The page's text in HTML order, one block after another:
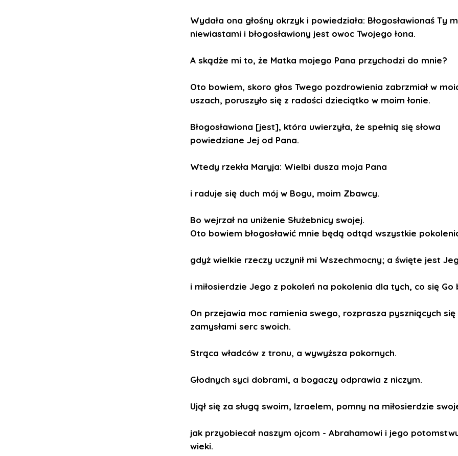
Wydała ona głośny okrzyk i powiedziała: Błogosławionaś Ty
niewiastami i błogosławiony jest owoc Twojego łona.
A skądże mi to, że Matka mojego Pana przychodzi do mnie?
Oto bowiem, skoro głos Twego pozdrowienia zabrzmiał w
uszach, poruszyło się z radości dzieciątko w moim łonie.
Błogosławiona [jest], która uwierzyła, że spełnią się słowa
powiedziane Jej od Pana.
Wtedy rzekła Maryja: Wielbi dusza moja Pana
i raduje się duch mój w Bogu, moim Zbawcy.
Bo wejrzał na uniżenie Służebnicy swojej.
Oto bowiem błogosławić mnie będą odtąd wszystkie
gdyż wielkie rzeczy uczynił mi Wszechmocny; a święte jest
i miłosierdzie Jego z pokoleń na pokolenia dla tych, co się Go
On przejawia moc ramienia swego, rozprasza pyszniących się
zamysłami serc swoich.
Strąca władców z tronu, a wywyższa pokornych.
Głodnych syci dobrami, a bogaczy odprawia z niczym.
Ujął się za sługą swoim, Izraelem, pomny na miłosierdzie
jak przyobiecał naszym ojcom - Abrahamowi i jego
wieki.